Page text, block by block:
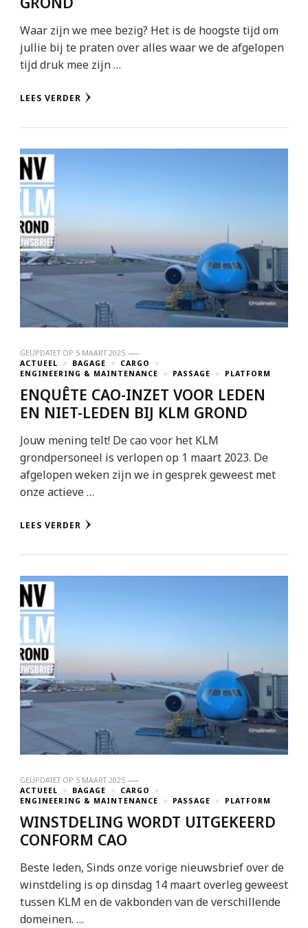
Waar zijn we mee bezig? Het is de hoogste tijd om
jullie bij te praten over alles waar we de afgelopen
tijd druk mee zijn …
LEES VERDER
GEÜPDATET OP 5 MAART 2025
ACTUEEL
BAGAGE
CARGO
ENGINEERING & MAINTENANCE
PASSAGE PLATFORM
ENQUÊTE CAO-INZET VOOR LEDEN
EN NIET-LEDEN BIJ KLM GROND
Jouw mening telt! De cao voor het KLM
grondpersoneel is verlopen op 1 maart 2023. De
afgelopen weken zijn we in gesprek geweest met
onze actieve …
LEES VERDER
GEÜPDATET OP 5 MAART 2025
ACTUEEL
BAGAGE
CARGO
ENGINEERING & MAINTENANCE
PASSAGE PLATFORM
WINSTDELING WORDT UITGEKEERD
CONFORM CAO
Beste leden, Sinds onze vorige nieuwsbrief over de
winstdeling is op dinsdag 14 maart overleg geweest
tussen KLM en de vakbonden van de verschillende
domeinen. …